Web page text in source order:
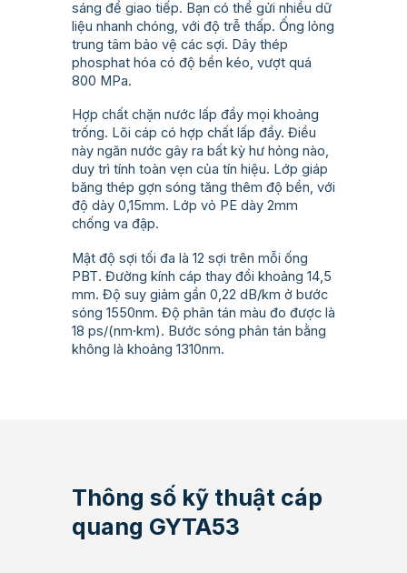
sáng để giao tiếp. Bạn có thể gửi nhiều dữ
liệu nhanh chóng, với độ trễ thấp. Ống lỏng
trung tâm bảo vệ các sợi. Dây thép
phosphat hóa có độ bền kéo, vượt quá
800 MPa.
Hợp chất chặn nước lấp đầy mọi khoảng
trống. Lõi cáp có hợp chất lấp đầy. Điều
này ngăn nước gây ra bất kỳ hư hỏng nào,
duy trì tính toàn vẹn của tín hiệu. Lớp giáp
băng thép gợn sóng tăng thêm độ bền, với
độ dày 0,15mm. Lớp vỏ PE dày 2mm
chống va đập.
Mật độ sợi tối đa là 12 sợi trên mỗi ống
PBT. Đường kính cáp thay đổi khoảng 14,5
mm. Độ suy giảm gần 0,22 dB/km ở bước
sóng 1550nm. Độ phân tán màu đo được là
18 ps/(nm·km). Bước sóng phân tán bằng
không là khoảng 1310nm.
Thông số kỹ thuật cáp
quang GYTA53